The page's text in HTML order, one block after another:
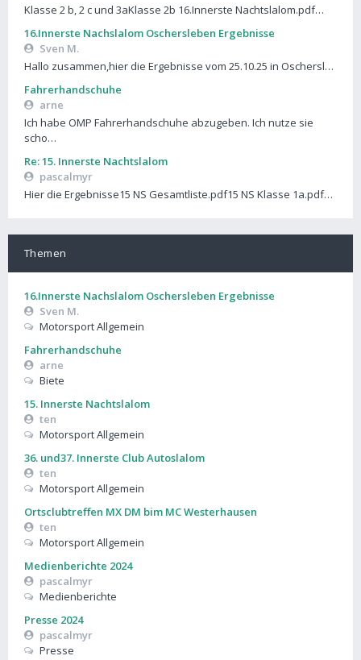
Klasse 2 b, 2 c und 3aKlasse 2b 16.Innerste Nachtslalom.pdf…
16.Innerste Nachslalom Oschersleben Ergebnisse
Sven M.
Hallo zusammen,hier die Ergebnisse vom 25.10.25 in Oschersl…
Fahrerhandschuhe
arne
Ich habe OMP Fahrerhandschuhe abzugeben. Ich nutze sie
scho…
Re: 15. Innerste Nachtslalom
pascalmyr
Hier die Ergebnisse15 NS Gesamtliste.pdf15 NS Klasse 1a.pdf…
Themen
16.Innerste Nachslalom Oschersleben Ergebnisse
Sven M.
Motorsport Allgemein
Fahrerhandschuhe
arne
Biete
15. Innerste Nachtslalom
ten
Motorsport Allgemein
36. und37. Innerste Club Autoslalom
ten
Motorsport Allgemein
Ortsclubtreffen MX DM bim MC Westerhausen
ten
Motorsport Allgemein
Medienberichte 2024
pascalmyr
Medienberichte
Presse 2024
pascalmyr
Presse